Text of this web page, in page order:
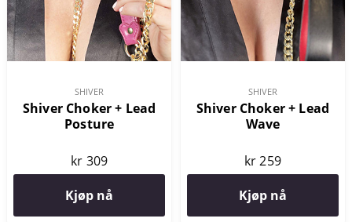
SHIVER
Shiver Choker + Lead
Posture
kr 309
Kjøp nå
SHIVER
Shiver Choker + Lead
Wave
kr 259
Kjøp nå